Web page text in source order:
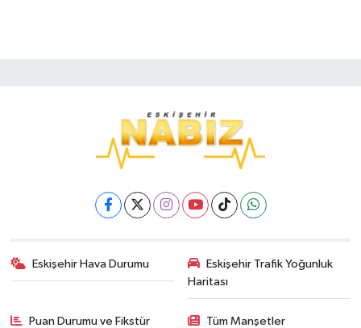
Eskişehir Hava Durumu
Eskişehir Trafik Yoğunluk
Haritası
Puan Durumu ve Fikstür Tüm Manşetler